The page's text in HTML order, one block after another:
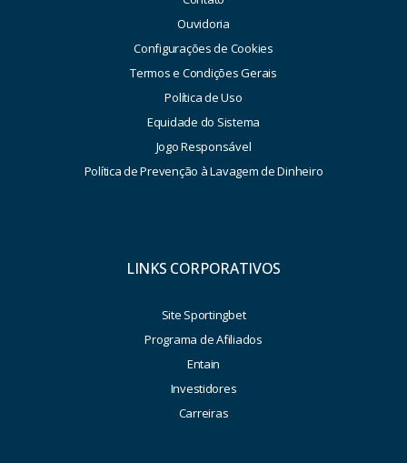
Ouvidoria
Configurações de Cookies
Termos e Condições Gerais
Política de Uso
Equidade do Sistema
Jogo Responsável
Política de Prevenção à Lavagem de Dinheiro
LINKS CORPORATIVOS
Site Sportingbet
Programa de Afiliados
Entain
Investidores
Carreiras